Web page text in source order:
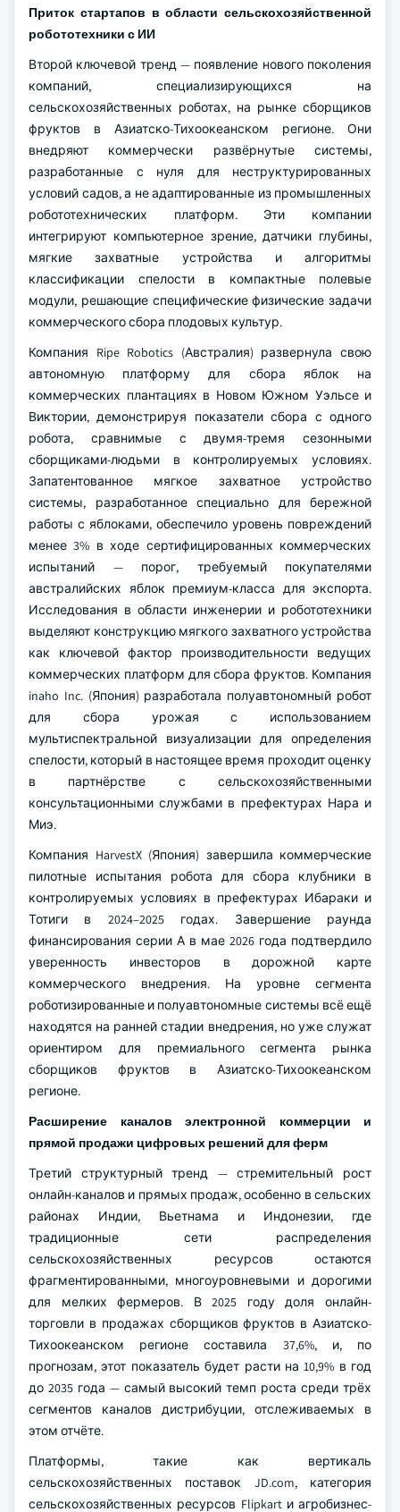
Приток стартапов в области сельскохозяйственной
робототехники с ИИ
Второй ключевой тренд — появление нового поколения
компаний, специализирующихся на
сельскохозяйственных роботах, на рынке сборщиков
фруктов в Азиатско-Тихоокеанском регионе. Они
внедряют коммерчески развёрнутые системы,
разработанные с нуля для неструктурированных
условий садов, а не адаптированные из промышленных
робототехнических платформ. Эти компании
интегрируют компьютерное зрение, датчики глубины,
мягкие захватные устройства и алгоритмы
классификации спелости в компактные полевые
модули, решающие специфические физические задачи
коммерческого сбора плодовых культур.
Компания Ripe Robotics (Австралия) развернула свою
автономную платформу для сбора яблок на
коммерческих плантациях в Новом Южном Уэльсе и
Виктории, демонстрируя показатели сбора с одного
робота, сравнимые с двумя-тремя сезонными
сборщиками-людьми в контролируемых условиях.
Запатентованное мягкое захватное устройство
системы, разработанное специально для бережной
работы с яблоками, обеспечило уровень повреждений
менее 3% в ходе сертифицированных коммерческих
испытаний — порог, требуемый покупателями
австралийских яблок премиум-класса для экспорта.
Исследования в области инженерии и робототехники
выделяют конструкцию мягкого захватного устройства
как ключевой фактор производительности ведущих
коммерческих платформ для сбора фруктов. Компания
inaho Inc. (Япония) разработала полуавтономный робот
для сбора урожая с использованием
мультиспектральной визуализации для определения
спелости, который в настоящее время проходит оценку
в партнёрстве с сельскохозяйственными
консультационными службами в префектурах Нара и
Миэ.
Компания HarvestX (Япония) завершила коммерческие
пилотные испытания робота для сбора клубники в
контролируемых условиях в префектурах Ибараки и
Тотиги в 2024–2025 годах. Завершение раунда
финансирования серии А в мае 2026 года подтвердило
уверенность инвесторов в дорожной карте
коммерческого внедрения. На уровне сегмента
роботизированные и полуавтономные системы всё ещё
находятся на ранней стадии внедрения, но уже служат
ориентиром для премиального сегмента рынка
сборщиков фруктов в Азиатско-Тихоокеанском
регионе.
Расширение каналов электронной коммерции и
прямой продажи цифровых решений для ферм
Третий структурный тренд — стремительный рост
онлайн-каналов и прямых продаж, особенно в сельских
районах Индии, Вьетнама и Индонезии, где
традиционные сети распределения
сельскохозяйственных ресурсов остаются
фрагментированными, многоуровневыми и дорогими
для мелких фермеров. В 2025 году доля онлайн-
торговли в продажах сборщиков фруктов в Азиатско-
Тихоокеанском регионе составила 37,6%, и, по
прогнозам, этот показатель будет расти на 10,9% в год
до 2035 года — самый высокий темп роста среди трёх
сегментов каналов дистрибуции, отслеживаемых в
этом отчёте.
Платформы, такие как вертикаль
сельскохозяйственных поставок JD.com, категория
сельскохозяйственных ресурсов Flipkart и агробизнес-